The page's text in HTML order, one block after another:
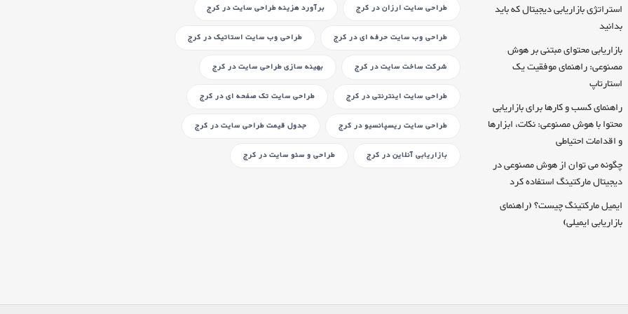
استراتژی بازاریابی دیجیتال که باید
بدانید
بازاریابی محتوای مبتنی بر هوش
مصنوعی: راهنمای موفقیت یک
استارتاپ
راهنمای کسب و کارها برای بازاریابی
محتوا با هوش مصنوعی: نکات، ابزارها
و اقدامات احتیاطی
چگونه می توان از هوش مصنوعی در
دیجیتال مارکتینگ استفاده کرد
ایمیل مارکتینگ چیست؟ (راهنمای
بازاریابی ایمیلی)
طراحی سایت ارزاندر کرج برآورد هزینه طراحی سایتدر کرج
طراحی وب سایت حرفه ایدر کرج طراحی وب سایت استاتیکدر کرج
شرکت ساخت سایتدر کرج بهینه سازی طراحی سایتدر کرج
طراحی سایت اینترنتیدر کرج طراحی سایت تک صفحه ایدر کرج
طراحی سایت ریسپانسیودر کرج جدول قیمت طراحی سایتدر کرج
بازاریابی آنلایندر کرج طراحی و سئو سایتدر کرج